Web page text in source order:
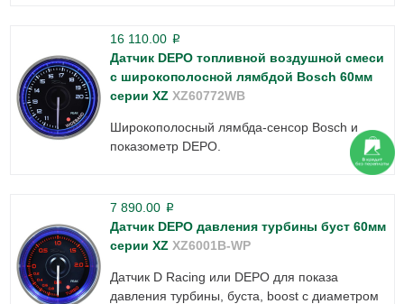
16 110.00 p
Датчик DEPO топливной воздушной смеси
c широкополосной лямбдой Bosch 60мм
серии XZ XZ60772WB
Широкополосный лямбда-сенсор Bosch и
показометр DEPO.
7 890.00 p
Датчик DEPO давления турбины буст 60мм
серии XZ XZ6001B-WP
Датчик D Racing или DEPO для показа
давления турбины, буста, boost с диаметром